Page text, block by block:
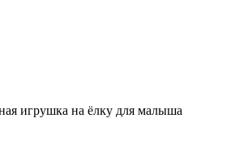
игрушка на ёлку для малыша